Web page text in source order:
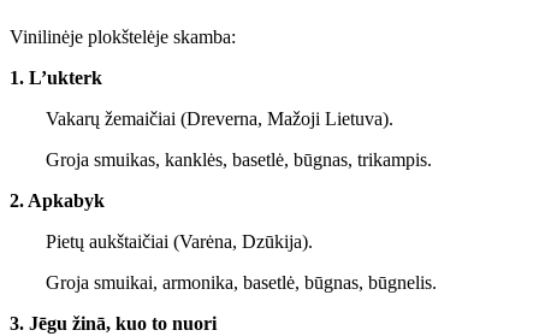
Vinilinėje plokštelėje skamba:
1. L’ukterk
Vakarų žemaičiai (Dreverna, Mažoji Lietuva).
Groja smuikas, kanklės, basetlė, būgnas, trikampis.
2. Apkabyk
Pietų aukštaičiai (Varėna, Dzūkija).
Groja smuikai, armonika, basetlė, būgnas, būgnelis.
3. Jēgu žinā, kuo to nuori